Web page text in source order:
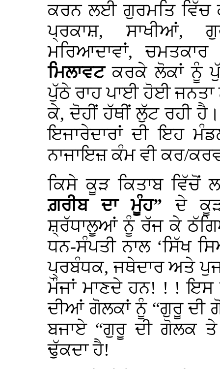
ਕਰਨ ਲਈ ਗੁਰਮਤਿ ਵਿੱਚ
ਪ੍ਰਕਾਸ਼, ਸਾਖੀਆਂ,
ਮਰਿਆਦਾਵਾਂ,
ਮਿਲਾਵਟਕਰਕੇ ਲੋਕਾਂ ਨੂੰ
ਪੁੱਠੇ ਰਾਹ ਪਾਈ ਹੋਈ
ਕੇ, ਦੋਹੀਂ ਹੱਥੀਂ ਲੁੱਟ ਰਹੀ
ਇਜਾਰੇਦਾਰਾਂ ਦੀ ਇਹ
ਨਾਜਾਇਜ਼ ਕੰਮ ਵੀ ਕਰ/
ਕਿਸੇ ਕੂੜ ਕਿਤਾਬ ਵਿੱਚੋਂ
ਗ਼ਰੀਬ ਦਾ ਮੂੰਹ”ਦੇ
ਸ਼੍ਰੱਧਾਲੂਆਂ ਨੂੰ ਰੱਜ ਕੇ
ਧਨ-ਸੰਪਤੀ ਨਾਲ ‘ਸਿੱਖ
ਪ੍ਰਬੰਧਕ, ਜਥੇਦਾਰ ਅਤੇ
ਮੌਜਾਂ ਮਾਣਦੇ ਹਨ! ! !
ਦੀਆਂ ਗੋਲਕਾਂ ਨੂੰ “ਗੁਰੂ ਦੀ
ਬਜਾਏ “ਗੁਰੂ ਦੀ ਗੋਲਕ ਤੇ
ਢੁੱਕਦਾ ਹੈ!